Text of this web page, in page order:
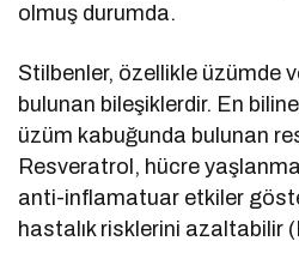
olmuş durumda.
Stilbenler, özellikle üzümde
bulunan bileşiklerdir. En
üzüm kabuğunda bulunan
Resveratrol, hücre
anti-inflamatuar etkiler
hastalık risklerini azaltabilir